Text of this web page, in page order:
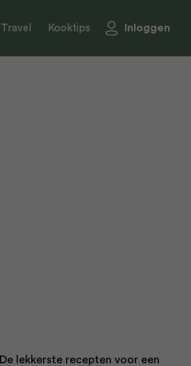
Travel Kooktips Inloggen
De lekkerste recepten voor een